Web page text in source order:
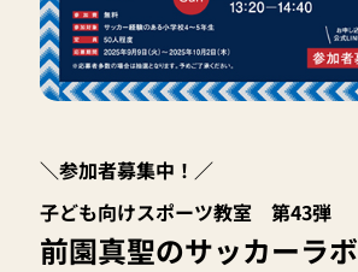
＼参加者募集中！／
子ども向けスポーツ教室 第43弾
前園真聖のサッカーラボ